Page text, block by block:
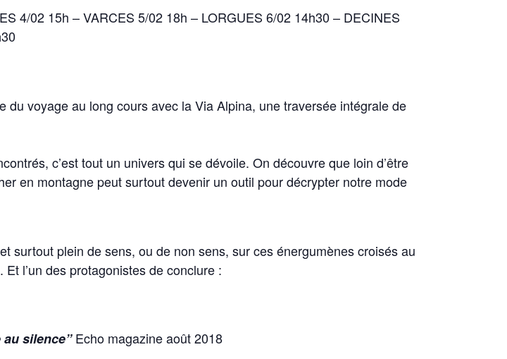
4/02 15h – VARCES 5/02 18h – LORGUES 6/02 14h30 – DECINES
voyage au long cours avec la Via Alpina, une traversée intégrale de
c’est tout un univers qui se dévoile. On découvre que loin d’être
en montagne peut surtout devenir un outil pour décrypter notre mode
surtout plein de sens, ou de non sens, sur ces énergumènes croisés au
l’un des protagonistes de conclure :
silence”Echo magazine août 2018